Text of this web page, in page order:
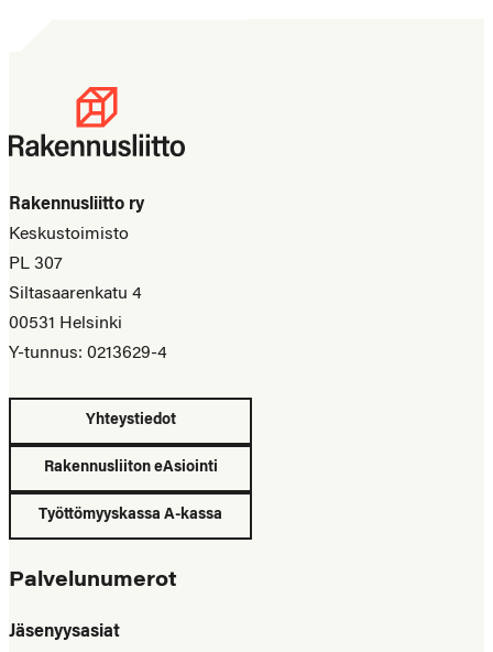
Rakennusliitto ry
Keskustoimisto
PL 307
Siltasaarenkatu 4
00531 Helsinki
Y-tunnus: 0213629-4
Yhteystiedot
Rakennusliiton eAsiointi
Työttömyyskassa A-kassa
Palvelunumerot
Jäsenyysasiat